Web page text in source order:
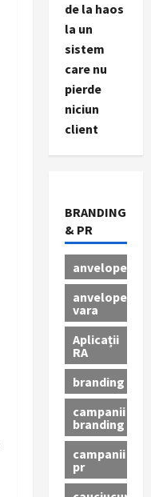
de la haos
la un
sistem
care nu
pierde
niciun
client
BRANDING
& PR
anvelope
anvelope
vara
Aplicații
RA
branding
campanii
branding
campanii
pr